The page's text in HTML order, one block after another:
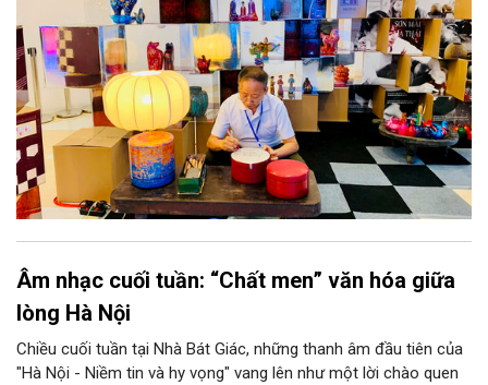
Âm nhạc cuối tuần: “Chất men” văn hóa giữa
lòng Hà Nội
Chiều cuối tuần tại Nhà Bát Giác, những thanh âm đầu tiên của
"Hà Nội - Niềm tin và hy vọng" vang lên như một lời chào quen